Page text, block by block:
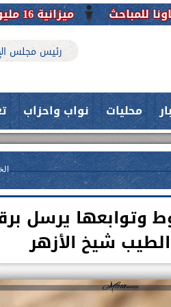
ميزانية 16 مليون جنيه لتطوير حديقة ناصر بأبوتيج.. نقلة حضارية تحافظ على تاريخها
رئيس مجلس
محليات نواب واحزاب
وتوابعها يرسل
شيخ الأزهر
حدث بمستشفيات جامعة اسيوط....
فريق طبي بقسم الأنف والأذن